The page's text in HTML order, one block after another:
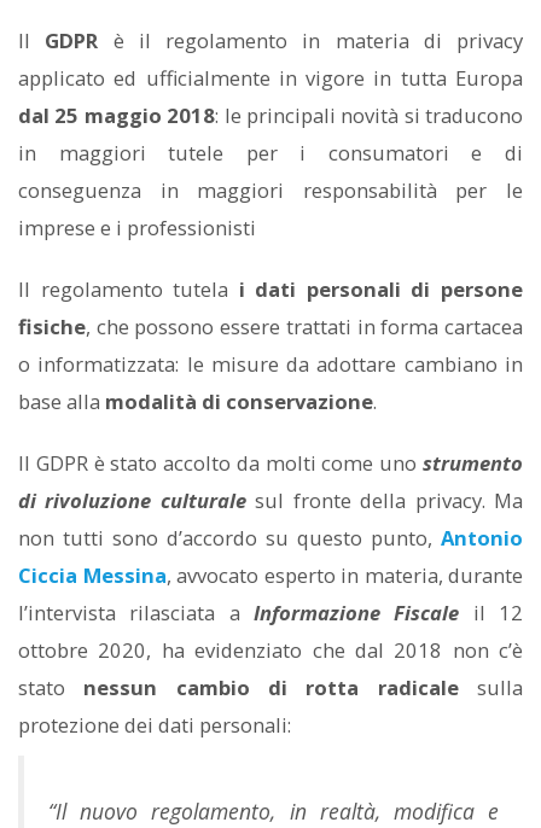
Il GDPR è il regolamento in materia di privacy
applicato ed ufficialmente in vigore in tutta Europa
dal 25 maggio 2018: le principali novità si traducono
in maggiori tutele per i consumatori e di
conseguenza in maggiori responsabilità per le
imprese e i professionisti
Il regolamento tutela i dati personali di persone
fisiche, che possono essere trattati in forma cartacea
o informatizzata: le misure da adottare cambiano in
base alla modalità di conservazione.
Il GDPR è stato accolto da molti come uno strumento
di rivoluzione culturale sul fronte della privacy. Ma
non tutti sono d’accordo su questo punto, Antonio
Ciccia Messina, avvocato esperto in materia, durante
l’intervista rilasciata a Informazione Fiscale il 12
ottobre 2020, ha evidenziato che dal 2018 non c’è
stato nessun cambio di rotta radicalesulla
protezione dei dati personali:
“Il nuovo regolamento, in realtà, modifica e